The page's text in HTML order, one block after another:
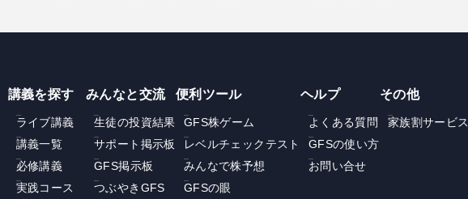
講義を探す
ライブ講義
講義一覧
必修講義
実践コース
みんなと交流
生徒の投資結果
サポート掲示板
GFS掲示板
つぶやきGFS
便利ツール
GFS株ゲーム
レベルチェックテスト
みんなで株予想
GFSの眼
ヘルプ
よくある質問
GFSの使い方
お問い合せ
その他
家族割サービス